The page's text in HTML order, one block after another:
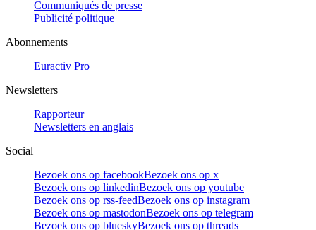
Communiqués de presse
Publicité politique
Abonnements
Euractiv Pro
Newsletters
Rapporteur
Newsletters en anglais
Social
Bezoek ons op facebookBezoek ons op x
Bezoek ons op linkedinBezoek ons op youtube
Bezoek ons op rss-feedBezoek ons op instagram
Bezoek ons op mastodonBezoek ons op telegram
Bezoek ons op blueskyBezoek ons op threads